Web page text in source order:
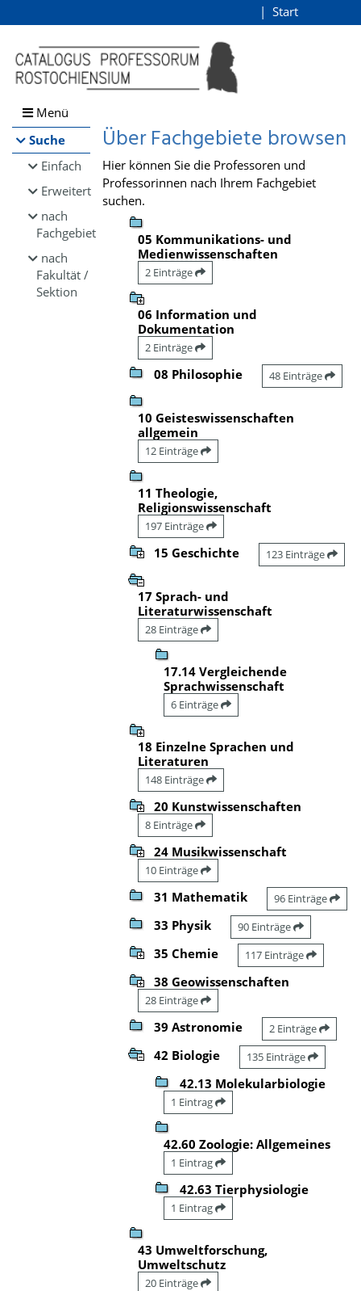
Browsen
direkt zum Inhalt
Start
Menü
Suche
Einfach
Erweitert
nach
Fachgebiet
nach
Fakultät /
Sektion
Über Fachgebiete browsen
Hier können Sie die Professoren und
Professorinnen nach Ihrem Fachgebiet
suchen.
05 Kommunikations- und
Medienwissenschaften
2 Einträge
06 Information und
Dokumentation
2 Einträge
08 Philosophie 48 Einträge
10 Geisteswissenschaften
allgemein
12 Einträge
11 Theologie,
Religionswissenschaft
197 Einträge
15 Geschichte 123 Einträge
17 Sprach- und
Literaturwissenschaft
28 Einträge
17.14 Vergleichende
Sprachwissenschaft
6 Einträge
18 Einzelne Sprachen und
Literaturen
148 Einträge
20 Kunstwissenschaften
8 Einträge
24 Musikwissenschaft
10 Einträge
31 Mathematik 96 Einträge
33 Physik 90 Einträge
35 Chemie 117 Einträge
38 Geowissenschaften
28 Einträge
39 Astronomie 2 Einträge
42 Biologie 135 Einträge
42.13 Molekularbiologie
1 Eintrag
42.60 Zoologie: Allgemeines
1 Eintrag
42.63 Tierphysiologie
1 Eintrag
43 Umweltforschung,
Umweltschutz
20 Einträge